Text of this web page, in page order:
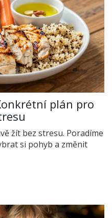
plán pro
žít bez stresu. Poradíme
si pohyb a změnit